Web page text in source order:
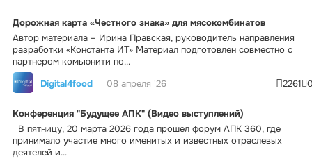
Дорожная карта «Честного знака» для мясокомбинатов
Автор материала – Ирина Правская, руководитель направления
разработки «Константа ИТ» Материал подготовлен совместно с
партнером комьюнити по...
Digital4food
08 апреля '26 2261
Конференция "Будущее АПК" (Видео выступлений)
В пятницу, 20 марта 2026 года прошел форум АПК 360, где
принимало участие много именитых и известных отраслевых
деятелей и...